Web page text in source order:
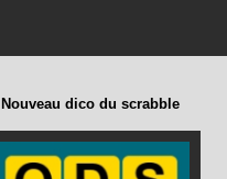
Nouveau dico du scrabble